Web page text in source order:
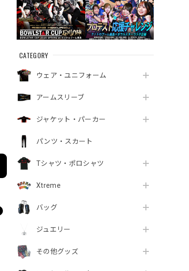
CATEGORY
ウェア・ユニフォーム
アームスリーブ
ジャケット・パーカー
パンツ・スカート
Tシャツ・ポロシャツ
Xtreme
バッグ
ジュエリー
その他グッズ